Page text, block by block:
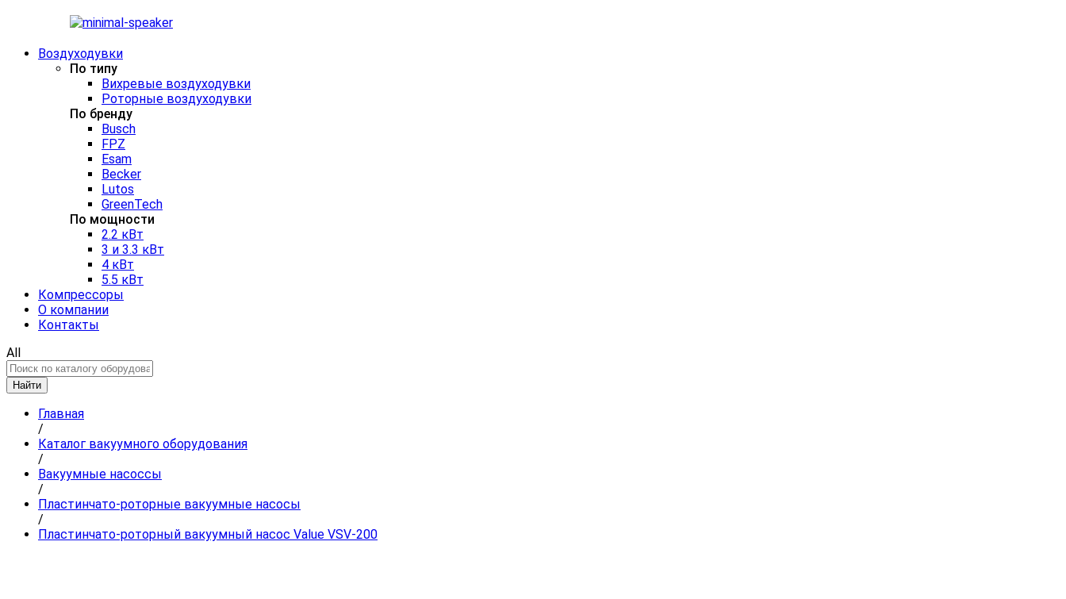
Воздуходувки
По типу
Вихревые воздуходувки
Роторные воздуходувки
По бренду
Busch
FPZ
Esam
Becker
Lutos
GreenTech
По мощности
2.2 кВт
3 и 3.3 кВт
4 кВт
5.5 кВт
Компрессоры
О компании
Контакты
All
Найти
Главная
/
Каталог вакуумного оборудования
/
Вакуумные насоссы
/
Пластинчато-роторные вакуумные насосы
/
Пластинчато-роторный вакуумный насос Value VSV-200